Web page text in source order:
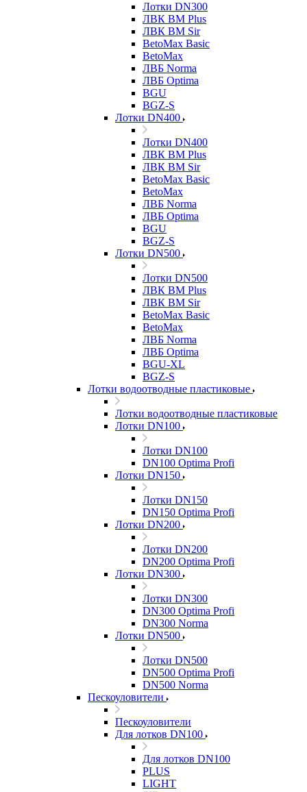
Лотки DN300
ЛВК ВМ Plus
ЛВК ВМ Sir
BetoMax Basic
BetoMax
ЛВБ Norma
ЛВБ Optima
BGU
BGZ-S
Лотки DN400
Лотки DN400
ЛВК ВМ Plus
ЛВК ВМ Sir
BetoMax Basic
BetoMax
ЛВБ Norma
ЛВБ Optima
BGU
BGZ-S
Лотки DN500
Лотки DN500
ЛВК ВМ Plus
ЛВК ВМ Sir
BetoMax Basic
BetoMax
ЛВБ Norma
ЛВБ Optima
BGU-XL
BGZ-S
Лотки водоотводные пластиковые
Лотки водоотводные пластиковые
Лотки DN100
Лотки DN100
DN100 Optima Profi
Лотки DN150
Лотки DN150
DN150 Optima Profi
Лотки DN200
Лотки DN200
DN200 Optima Profi
Лотки DN300
Лотки DN300
DN300 Optima Profi
DN300 Norma
Лотки DN500
Лотки DN500
DN500 Optima Profi
DN500 Norma
Пескоуловители
Пескоуловители
Для лотков DN100
Для лотков DN100
PLUS
LIGHT